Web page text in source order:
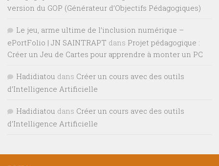
version du GOP (Générateur d’Objectifs Pédagogiques)
Le jeu, arme ultime de l’inclusion numérique –
ePortFolio | JN SAINTRAPT dans Projet pédagogique :
Créer un Jeu de Cartes pour apprendre à monter un PC
Hadidiatou dans Créer un cours avec des outils
d’Intelligence Artificielle
Hadidiatou dans Créer un cours avec des outils
d’Intelligence Artificielle